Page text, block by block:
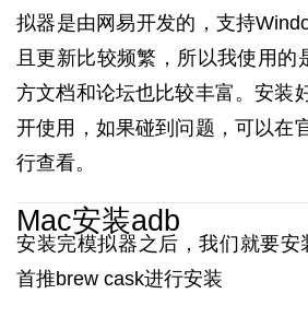
拟器是由网易开发的，支持
且更新比较频繁，所以我使用的
方文档和论坛也比较丰富。安装
开使用，如果碰到问题，可以在
行查看。
Mac安装adb
安装完模拟器之后，我们就要安
首推brew cask进行安装